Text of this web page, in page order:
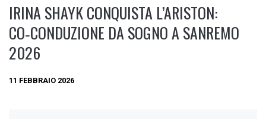
IRINA SHAYK CONQUISTA L’ARISTON:
CO‑CONDUZIONE DA SOGNO A SANREMO
2026
11 FEBBRAIO 2026